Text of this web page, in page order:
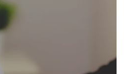
כנסים
לכל העוסקים בתעשיית